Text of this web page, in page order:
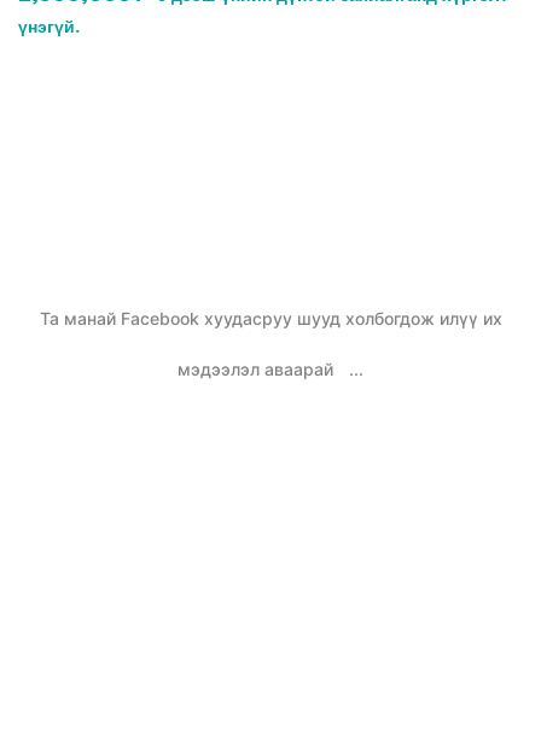
үнэгүй.
Та манай Facebook хуудасруу шууд холбогдож илүү их
мэдээлэл аваарай ...